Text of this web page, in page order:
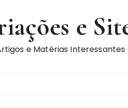
e
e Matérias Interessantes